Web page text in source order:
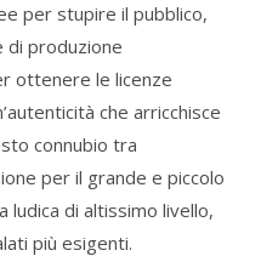
per stupire il pubblico,
di produzione
ottenere le licenze
che arricchisce
connubio tra
per il grande e piccolo
ludica di altissimo livello,
più esigenti.